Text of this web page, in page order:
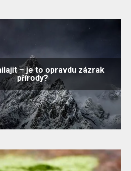
– je to opravdu zázrak
přírody?